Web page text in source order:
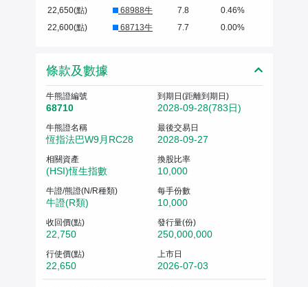
22,650(點)
68988牛 7.8
0.46%
22,600(點)
68713牛 7.7 0.00%
條款及數據
牛熊證編號
68710
到期日(距離到期日)
2028-09-28(783日)
牛熊證名稱
恆指法巴W9月RC28
最後交易日
2028-09-27
相關資產
(HSI)恆生指數
換股比率
10,000
牛證/熊證(N/R種類)
牛證(R類)
每手份數
10,000
收回價(點)
22,750
發行量(份)
250,000,000
行使價(點)
22,650
上市日
2026-07-03